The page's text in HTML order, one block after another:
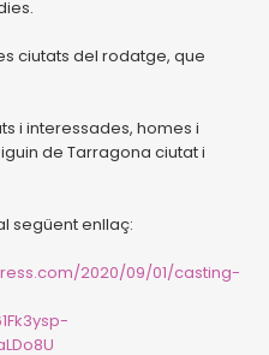
ciutats del rodatge, que
i interessades, homes i
de Tarragona ciutat i
següent enllaç:
2020/09/01/casting-